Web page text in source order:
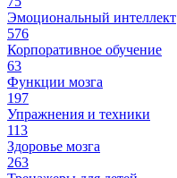
Эмоциональный интеллект
576
Корпоративное обучение
63
Функции мозга
197
Упражнения и техники
113
Здоровье мозга
263